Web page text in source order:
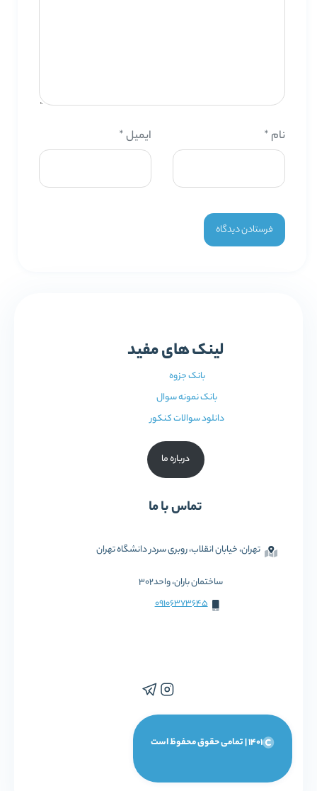
نام * ایمیل*
لینک های مفید
بانک جزوه
بانک نمونه سوال
دانلود سوالات کنکور
درباره ما
تماس با ما
تهران، خیابان انقلاب، روبری سردر دانشگاه تهران
ساختمان باران، واحد302
09106373645
1401 | تمامی حقوق محفوظ است